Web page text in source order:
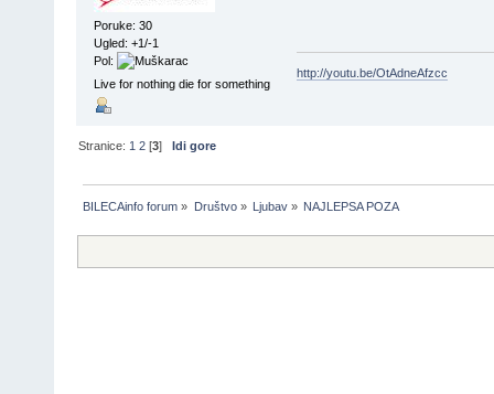
Poruke: 30
Ugled: +1/-1
Pol:
Live for nothing die for something
http://youtu.be/OtAdneAfzcc
Stranice:1 2 [3] Idi gore
BILECAinfo forum » Društvo» Ljubav» NAJLEPSA POZA